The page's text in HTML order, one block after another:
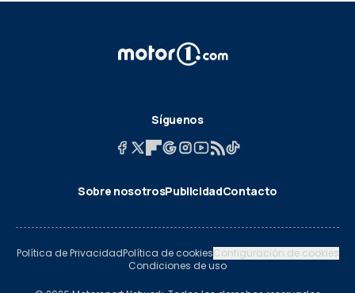
Síguenos
Sobre nosotrosPublicidadContacto
Política de PrivacidadPolítica de cookiesConfiguración de cookies
Condiciones de uso